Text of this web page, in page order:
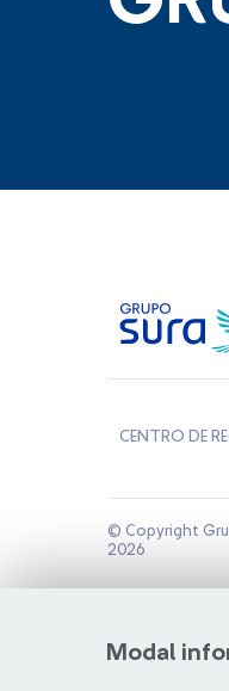
Modal
CENTRO DE
© Copyright
2026